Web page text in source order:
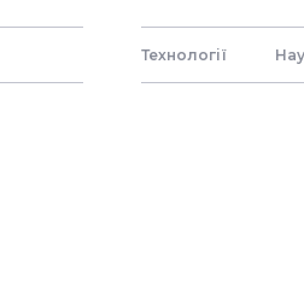
Технології